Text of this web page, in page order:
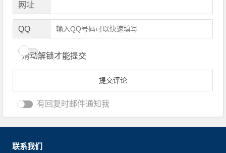
网址
QQ
滑动解锁才能提交
有回复时邮件通知我
联系我们